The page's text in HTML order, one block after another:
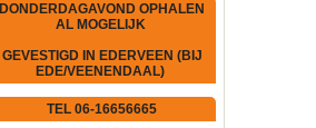
DONDERDAGAVOND OPHALEN
AL MOGELIJK
GEVESTIGD IN EDERVEEN (BIJ
EDE/VEENENDAAL)
TEL 06-16656665